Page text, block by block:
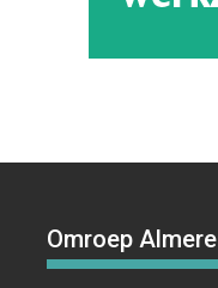
Omroep Almere